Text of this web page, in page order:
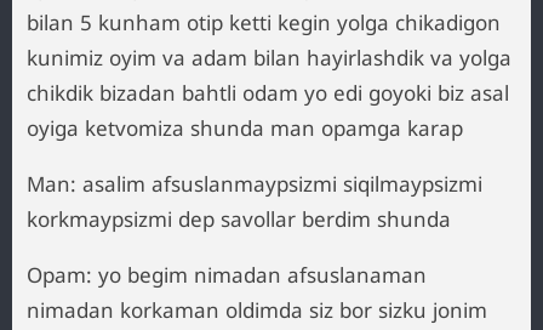
bilan 5 kunham otip ketti kegin yolga chikadigon
kunimiz oyim va adam bilan hayirlashdik va yolga
chikdik bizadan bahtli odam yo edi goyoki biz asal
oyiga ketvomiza shunda man opamga karap
Man: asalim afsuslanmaypsizmi siqilmaypsizmi
korkmaypsizmi dep savollar berdim shunda
Opam: yo begim nimadan afsuslanaman
nimadan korkaman oldimda siz bor sizku jonim